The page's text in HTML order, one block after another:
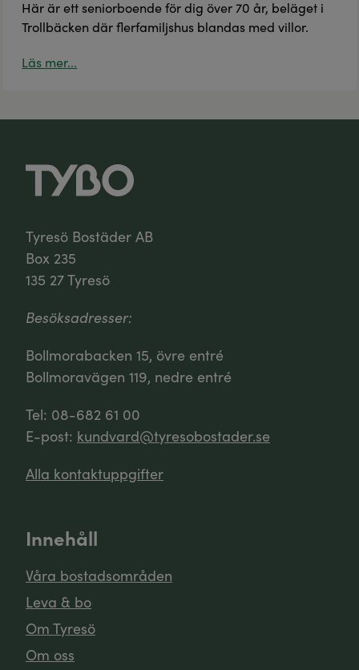
Här är ett seniorboende för dig över 70 år, beläget i
Trollbäcken där flerfamiljshus blandas med villor.
Läs mer...
Tyresö Bostäder AB
Box 235
135 27 Tyresö
Besöksadresser:
Bollmorabacken 15, övre entré
Bollmoravägen 119, nedre entré
Tel: 08-682 61 00
E-post: kundvard@tyresobostader.se
Alla kontaktuppgifter
Innehåll
Våra bostadsområden
Leva & bo
Om Tyresö
Om oss